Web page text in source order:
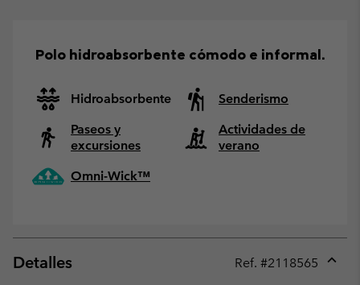
Polo hidroabsorbente cómodo e informal.
Hidroabsorbente
Senderismo
Paseos y
excursiones
Actividades de
verano
Omni-Wick™
Detalles Ref. #2118565